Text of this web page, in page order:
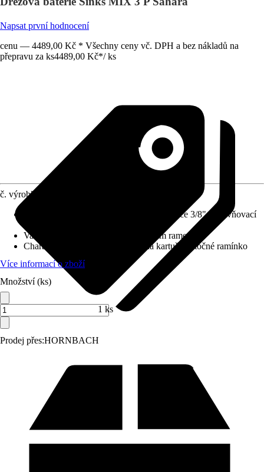
Napsat první hodnocení
cenu — 4489,00 Kč * Všechny ceny vč. DPH a bez nákladů na
přepravu za ks4489,00 Kč*/ ks
Prodej přes:HORNBACH
č. výrobku
2 flexibilní připojovací hadice 3/8", Upevňovací
Varianta
Dřezová baterie s flexibilním ramenem
Charakteristické znaky
Keramická kartuše, Otočné ramínko
Více informací o zboží
Množství (ks)
1 ks